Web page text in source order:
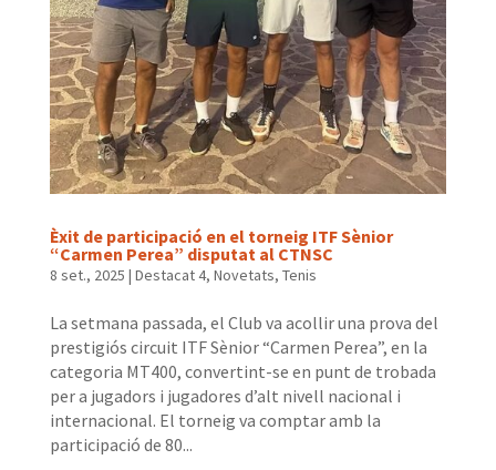
Èxit de participació en el torneig ITF Sènior
“Carmen Perea” disputat al CTNSC
8 set., 2025 | Destacat 4, Novetats, Tenis
La setmana passada, el Club va acollir una prova del
prestigiós circuit ITF Sènior “Carmen Perea”, en la
categoria MT400, convertint-se en punt de trobada
per a jugadors i jugadores d’alt nivell nacional i
internacional. El torneig va comptar amb la
participació de 80...